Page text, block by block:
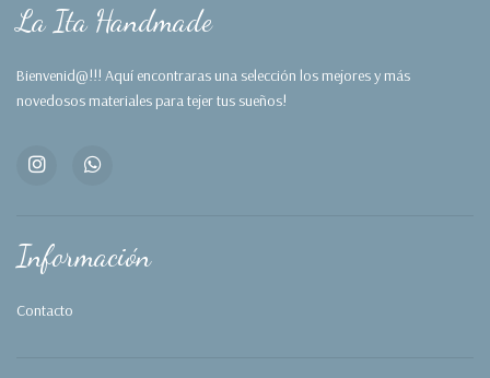
La Ita Handmade
Bienvenid@!!! Aquí encontraras una selección los mejores y más
novedosos materiales para tejer tus sueños!
Información
Contacto